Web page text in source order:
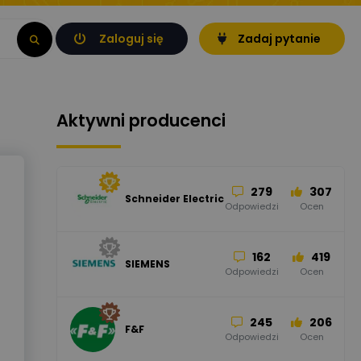
Zaloguj się Zadaj pytanie
Aktywni producenci
Schneider Electric 279
Odpowiedzi
307
Ocen
SIEMENS 162
Odpowiedzi
419
Ocen
F&F 245
Odpowiedzi
206
Ocen